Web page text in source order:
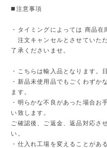
◼️注意事項
・タイミングによっては 商品在
注文キャンセルとさせていた
了承くださいませ。
・こちらは輸入品となります。
・新品未使用品でもごくわずか
ます。
・明らかな不良があった場合お
い致します。
ご確認後、ご返金、返品対応さ
い。
・仕入れ工場を変えることがあ